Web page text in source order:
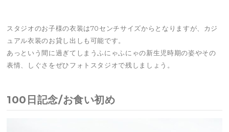
スタジオのお子様の衣装は70センチサイズからとなりますが、カジ
ュアル衣装のお貸し出しも可能です。
あっという間に過ぎてしまうふにゃふにゃの新生児時期の姿やその
表情、しぐさをぜひフォトスタジオで残しましょう。
100日記念/お食い初め